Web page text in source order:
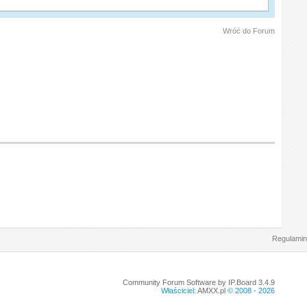
Wróć do Forum
Regulamin
Community Forum Software by IP.Board 3.4.9
Właściciel: AMXX.pl© 2008 - 2026